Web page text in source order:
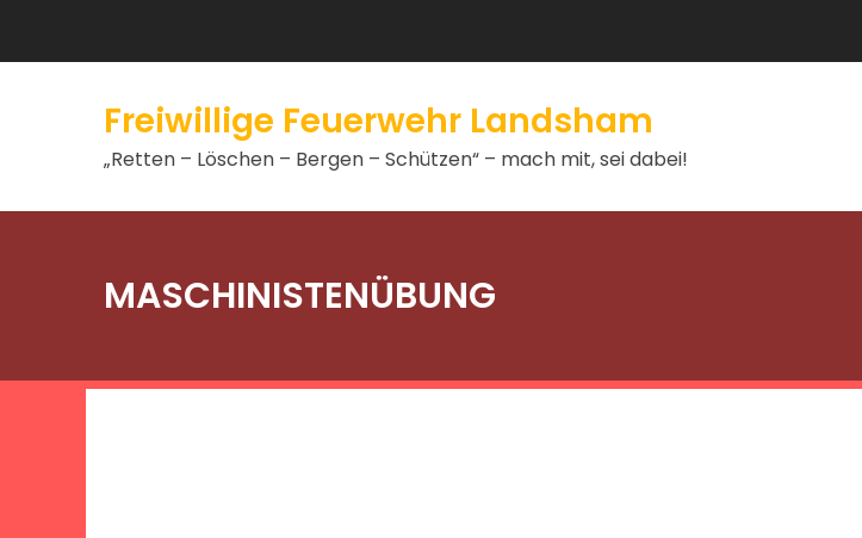
Freiwillige Feuerwehr Landsham
„Retten – Löschen – Bergen – Schützen“ – mach mit, sei dabei!
MASCHINISTENÜBUNG